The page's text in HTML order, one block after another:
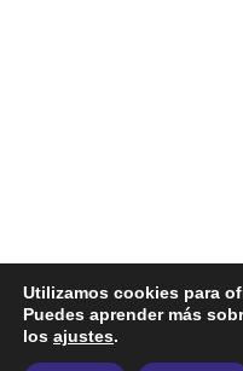
Utilizamos cookies para
Puedes aprender más
los ajustes.